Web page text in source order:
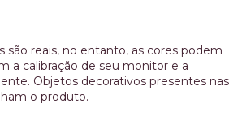
são reais, no entanto, as cores podem
a calibração de seu monitor e a
Objetos decorativos presentes nas
o produto.